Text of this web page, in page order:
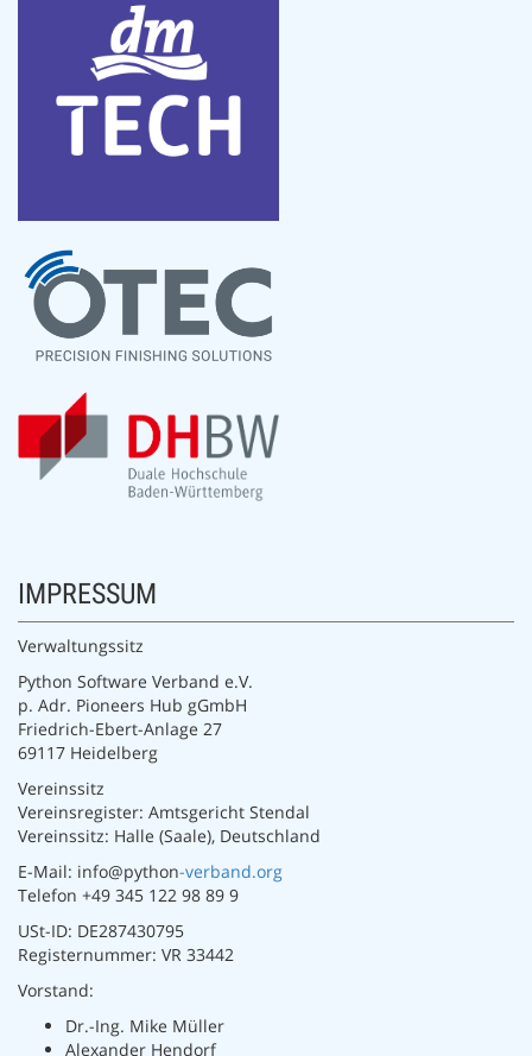
IMPRESSUM
Verwaltungssitz
Python Software Verband e.V.
p. Adr. Pioneers Hub gGmbH
Friedrich-Ebert-Anlage 27
69117 Heidelberg
Vereinssitz
Vereinsregister: Amtsgericht Stendal
Vereinssitz: Halle (Saale), Deutschland
E-Mail: info@python-verband.org
Telefon +49 345 122 98 89 9
USt-ID: DE287430795
Registernummer: VR 33442
Vorstand:
Dr.-Ing. Mike Müller
Alexander Hendorf